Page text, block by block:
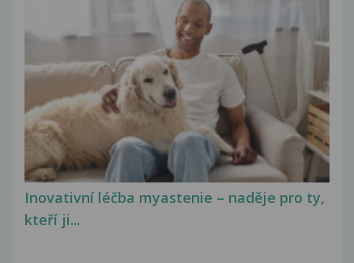
Inovativní léčba myastenie – naděje pro ty,
kteří ji...